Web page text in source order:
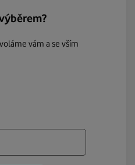
vám a se vším